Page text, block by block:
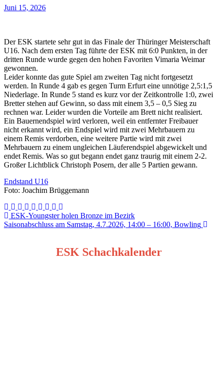
Juni 15, 2026
Der ESK startete sehr gut in das Finale der Thüringer Meisterschaft
U16. Nach dem ersten Tag führte der ESK mit 6:0 Punkten, in der
dritten Runde wurde gegen den hohen Favoriten Vimaria Weimar
gewonnen.
Leider konnte das gute Spiel am zweiten Tag nicht fortgesetzt
werden. In Runde 4 gab es gegen Turm Erfurt eine unnötige 2,5:1,5
Niederlage. In Runde 5 stand es kurz vor der Zeitkontrolle 1:0, zwei
Bretter stehen auf Gewinn, so dass mit einem 3,5 – 0,5 Sieg zu
rechnen war. Leider wurden die Vorteile am Brett nicht realisiert.
Ein Bauernendspiel wird verloren, weil ein entfernter Freibauer
nicht erkannt wird, ein Endspiel wird mit zwei Mehrbauern zu
einem Remis verdorben, eine weitere Partie wird mit zwei
Mehrbauern zu einem ungleichen Läuferendspiel abgewickelt und
endet Remis. Was so gut begann endet ganz traurig mit einem 2-2.
Großer Lichtblick Christoph Posern, der alle 5 Partien gewann.
Endstand U16
Foto: Joachim Brüggemann
Beitragsnavigation
ESK-Youngster holen Bronze im Bezirk
Saisonabschluss am Samstag, 4.7.2026, 14:00 – 16:00, Bowling
ESK Schachkalender